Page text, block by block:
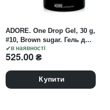
в наявності
ADORE. One Drop Gel, 30 g,
#10, Brown sugar. Гель для
нарощування, кавовий
525.00₴
Купити